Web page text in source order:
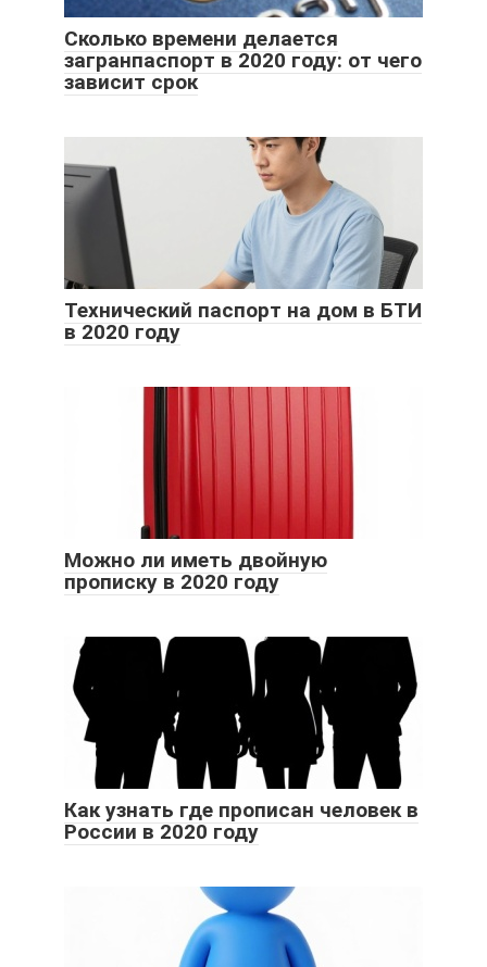
Сколько времени делается
загранпаспорт в 2020 году: от чего
зависит срок
Технический паспорт на дом в БТИ
в 2020 году
Можно ли иметь двойную
прописку в 2020 году
Как узнать где прописан человек в
России в 2020 году